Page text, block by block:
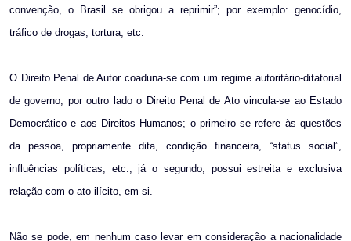
convenção, o Brasil se obrigou a reprimir”; por exemplo: genocídio,
tráfico de drogas, tortura, etc.
O Direito Penal de Autor coaduna-se com um regime autoritário-ditatorial
de governo, por outro lado o Direito Penal de Ato vincula-se ao Estado
Democrático e aos Direitos Humanos; o primeiro se refere às questões
da pessoa, propriamente dita, condição financeira, “status social”,
influências políticas, etc., já o segundo, possui estreita e exclusiva
relação com o ato ilícito, em si.
Não se pode, em nenhum caso levar em consideração a nacionalidade